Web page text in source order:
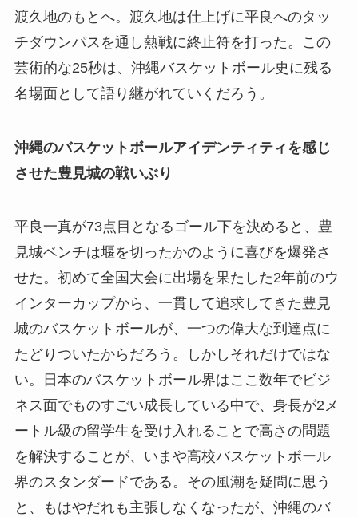
渡久地のもとへ。渡久地は仕上げに平良へのタッ
チダウンパスを通し熱戦に終止符を打った。この
芸術的な25秒は、沖縄バスケットボール史に残る
名場面として語り継がれていくだろう。
沖縄のバスケットボールアイデンティティを感じ
させた豊見城の戦いぶり
平良一真が73点目となるゴール下を決めると、豊
見城ベンチは堰を切ったかのように喜びを爆発さ
せた。初めて全国大会に出場を果たした2年前のウ
インターカップから、一貫して追求してきた豊見
城のバスケットボールが、一つの偉大な到達点に
たどりついたからだろう。しかしそれだけではな
い。日本のバスケットボール界はここ数年でビジ
ネス面でものすごい成長している中で、身長が2メ
ートル級の留学生を受け入れることで高さの問題
を解決することが、いまや高校バスケットボール
界のスタンダードである。その風潮を疑問に思う
と、もはやだれも主張しなくなったが、沖縄のバ